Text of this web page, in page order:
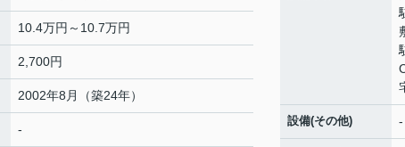
10.4万円～10.7万円
2,700円
2002年8月（築24年）
-
設備(その他) -